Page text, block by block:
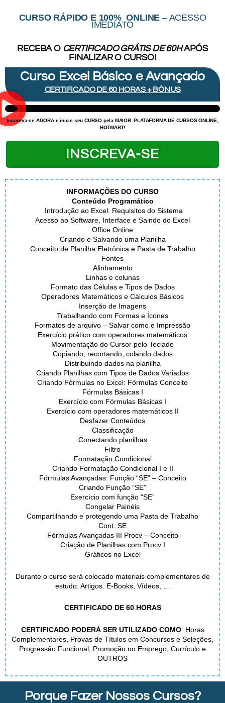
CURSO RÁPIDO E 100% ONLINE – ACESSO
IMEDIATO
RECEBA O CERTIFICADO GRÁTIS DE 60H APÓS
FINALIZAR O CURSO!
Curso Excel Básico e Avançado
CERTIFICADO DE 60 HORAS + BÔNUS
Inscreva-se AGORA e inicie seu CURSO pela MAIOR PLATAFORMA DE CURSOS ONLINE,
HOTMART!
INSCREVA-SE
INFORMAÇÕES DO CURSO
Conteúdo Programático
Introdução ao Excel: Requisitos do Sistema
Acesso ao Software, Interface e Saindo do Excel
Office Online
Criando e Salvando uma Planilha
Conceito de Planilha Eletrônica e Pasta de Trabalho
Fontes
Alinhamento
Linhas e colunas
Formato das Células e Tipos de Dados
Operadores Matemáticos e Cálculos Básicos
Inserção de Imagens
Trabalhando com Formas e Ícones
Formatos de arquivo – Salvar como e Impressão
Exercício prático com operadores matemáticos
Movimentação do Cursor pelo Teclado
Copiando, recortando, colando dados
Distribuindo dados na planilha
Criando Planilhas com Tipos de Dados Variados
Criando Fórmulas no Excel: Fórmulas Conceito
Fórmulas Básicas I
Exercício com Fórmulas Básicas I
Exercício com operadores matemáticos II
Desfazer Conteúdos
Classificação
Conectando planilhas
Filtro
Formatação Condicional
Criando Formatação Condicional I e II
Fórmulas Avançadas: Função “SE” – Conceito
Criando Função “SE”
Exercício com função “SE”
Congelar Painéis
Compartilhando e protegendo uma Pasta de Trabalho
Cont. SE
Fórmulas Avançadas III Procv – Conceito
Criação de Planilhas com Procv I
Gráficos no Excel
Durante o curso será colocado materiais complementares de
estudo: Artigos. E-Books, Vídeos, …
CERTIFICADO DE 60 HORAS
CERTIFICADO PODERÁ SER UTILIZADO COMO: Horas
Complementares, Provas de Títulos em Concursos e Seleções,
Progressão Funcional, Promoção no Emprego, Currículo e
OUTROS
Porque Fazer Nossos Cursos?